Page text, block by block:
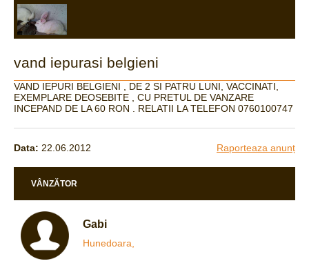
vand iepurasi belgieni
VAND IEPURI BELGIENI , DE 2 SI PATRU LUNI, VACCINATI,
EXEMPLARE DEOSEBITE , CU PRETUL DE VANZARE
INCEPAND DE LA 60 RON . RELATII LA TELEFON 0760100747
Data: 22.06.2012 Raporteaza anunț
VÂNZĂTOR
Gabi
Hunedoara,